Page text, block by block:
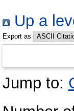
Up a
Export as
Jump to: